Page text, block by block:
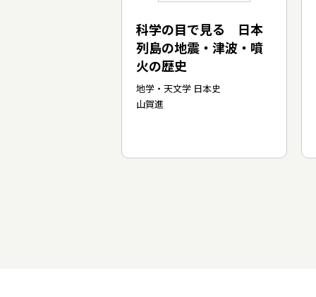
科学の目で見る 日本
列島の地震・津波・噴
火の歴史
地学・天文学 日本史
山賀進